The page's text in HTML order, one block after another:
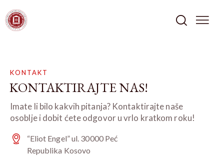
KONTAKT
KONTAKTIRAJTE NAS!
Imate li bilo kakvih pitanja? Kontaktirajte naše
osoblje i dobit ćete odgovor u vrlo kratkom roku!
“Eliot Engel” ul. 30000 Peć
Republika Kosovo